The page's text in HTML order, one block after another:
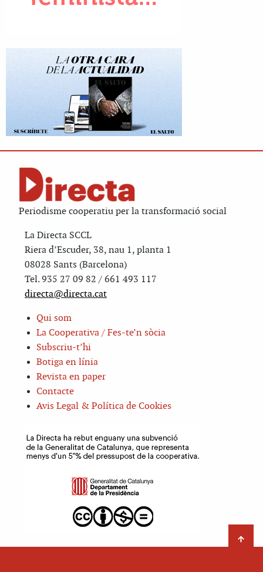
Periodisme cooperatiu per la transformació social
La Directa SCCL
Riera d’Escuder, 38, nau 1, planta 1
08028 Sants (Barcelona)
Tel. 935 27 09 82 / 661 493 117
directa@directa.cat
Qui som
La Cooperativa / Fes-te’n sòcia
Subscriu-t’hi
Botiga en línia
Revista en paper
Contacte
Avis Legal & Política de Cookies